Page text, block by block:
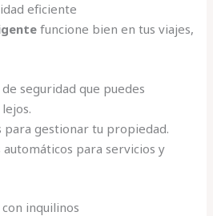
eficiente
funcione bien en tus viajes,
seguridad que puedes
para gestionar tu propiedad.
automáticos para servicios y
inquilinos